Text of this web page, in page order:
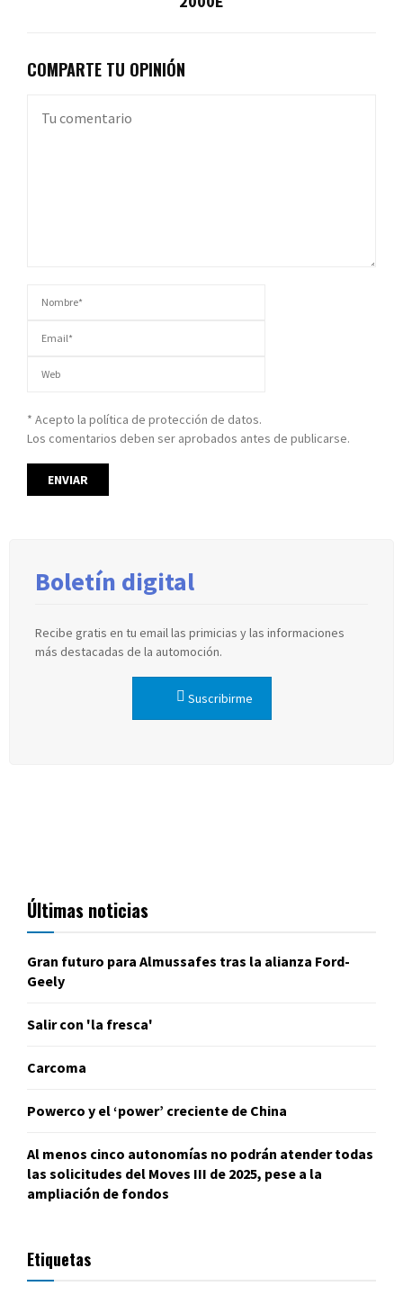
COMPARTE TU OPINIÓN
* Acepto la política de protección de datos.
Los comentarios deben ser aprobados antes de publicarse.
Boletín digital
Recibe gratis en tu email las primicias y las informaciones
más destacadas de la automoción.
Suscribirme
Últimas noticias
Gran futuro para Almussafes tras la alianza Ford-
Geely
Salir con 'la fresca'
Carcoma
Powerco y el ‘power’ creciente de China
Al menos cinco autonomías no podrán atender todas
las solicitudes del Moves III de 2025, pese a la
ampliación de fondos
Etiquetas